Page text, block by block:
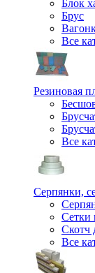
Блок
Брус
Все
Резиновая
Все
Серпянки,
Сетки
Скотч
Все